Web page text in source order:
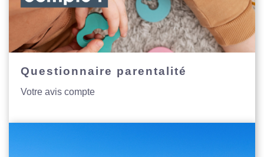
Questionnaire parentalité
Votre avis compte